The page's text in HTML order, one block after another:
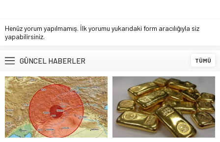
Henüz yorum yapılmamış. İlk yorumu yukarıdaki form aracılığıyla siz
yapabilirsiniz.
GÜNCEL HABERLER TÜMÜ